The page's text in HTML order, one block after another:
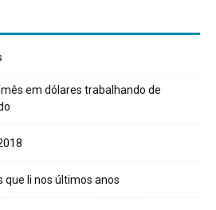
em dólares trabalhando de
que li nos últimos anos